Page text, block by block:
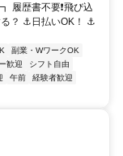
歴書不要❗飛び込
⚓日払いOK！ ⚓
副業・WワークOK
歓迎
シフト自由
午前
経験者歓迎